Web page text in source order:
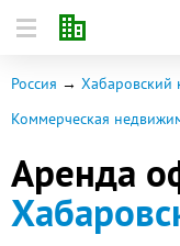
Россия
Хабаровский
Коммерческая
Аренда